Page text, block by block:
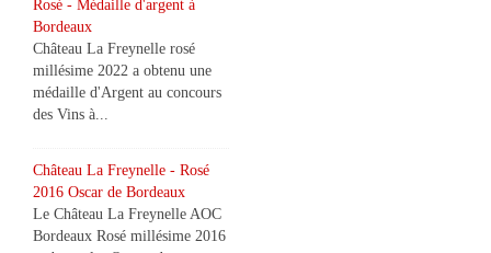
Rosé - Médaille d'argent à
Bordeaux
Château La Freynelle rosé
millésime 2022 a obtenu une
médaille d'Argent au concours
des Vins à...
Château La Freynelle - Rosé
2016 Oscar de Bordeaux
Le Château La Freynelle AOC
Bordeaux Rosé millésime 2016